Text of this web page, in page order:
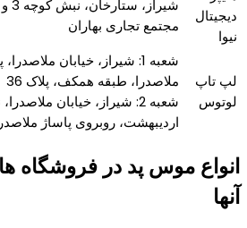
دیجیتال
نیوا
مجتمع تجاری بهاران
لپ تاپ
لوتوس
شعبه 1: شیراز، خیابان
ملاصدرا، طبقه همکف، پلاک 36
شعبه 2: شیراز، خیابان
اردیبهشت، روبروی پاساژ
انواع موس پد در فروشگاه
آنها